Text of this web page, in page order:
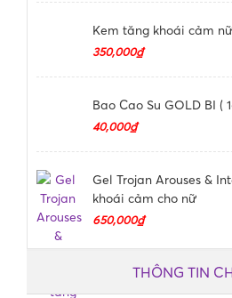
Kem tăng khoái cảm
350,000₫
Bao Cao Su GOLD BI (
40,000₫
Gel Trojan Arouses &
khoái cảm cho nữ
650,000₫
THÔNG TIN